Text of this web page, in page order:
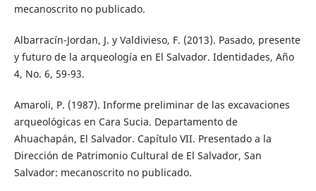
mecanoscrito no publicado.
Albarracín-Jordan, J. y Valdivieso, F. (2013). Pasado, presente
y futuro de la arqueología en El Salvador. Identidades, Año
4, No. 6, 59-93.
Amaroli, P. (1987). Informe preliminar de las excavaciones
arqueológicas en Cara Sucia. Departamento de
Ahuachapán, El Salvador. Capítulo VII. Presentado a la
Dirección de Patrimonio Cultural de El Salvador, San
Salvador: mecanoscrito no publicado.